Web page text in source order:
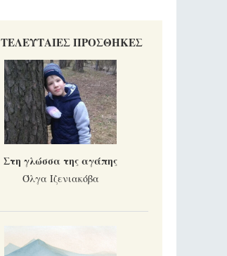
ΤΕΛΕΥΤΑΙΕΣ ΠΡΟΣΘΗΚΕΣ
Στη γλώσσα της αγάπης
Όλγα Ιζενιακόβα